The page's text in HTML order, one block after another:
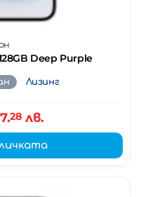
Deep Purple
Лизинг
28 лв.